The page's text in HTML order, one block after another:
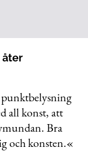
åter
all konst, att
Bra
och konsten.«